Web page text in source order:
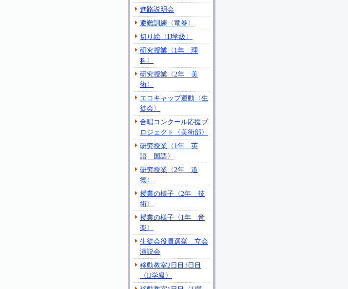
進路説明会
避難訓練〈竜巻〉
切り絵〈IJ学級〉
研究授業〈1年 理
科〉
研究授業〈2年 美
術〉
エコキャップ運動〈生
徒会〉
合唱コンクール応援プ
ロジェクト〈美術部〉
研究授業〈1年 英
語 国語〉
研究授業〈2年 道
徳〉
授業の様子〈2年 技
術〉
授業の様子〈1年 音
楽〉
生徒会役員選挙 立会
演説会
移動教室2日目3日目
〈IJ学級〉